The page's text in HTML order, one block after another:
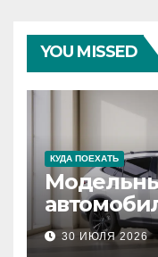
YOU MISSED
КУДА ПОЕХАТЬ
30 ИЮЛЯ 2026